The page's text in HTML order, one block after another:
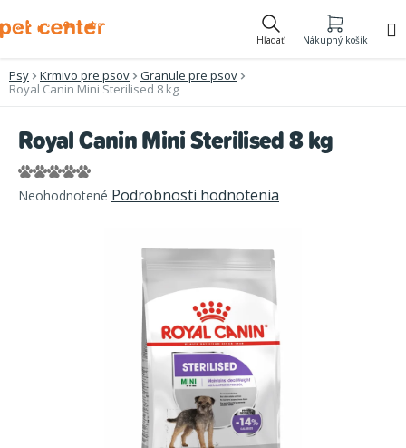
na
Hľadať Nákupný košík
Psy Krmivo pre psov
Granule pre psov
Royal Canin Mini Sterilised 8 kg
Royal Canin Mini Sterilised 8 kg
Priemerné
hodnotenie
Neohodnotené Podrobnosti hodnotenia